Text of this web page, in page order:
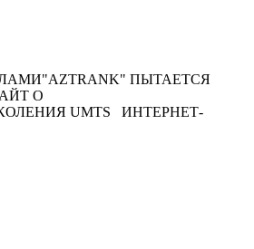
ПЫТАЕТСЯ
О
UMTS ИНТЕРНЕТ-